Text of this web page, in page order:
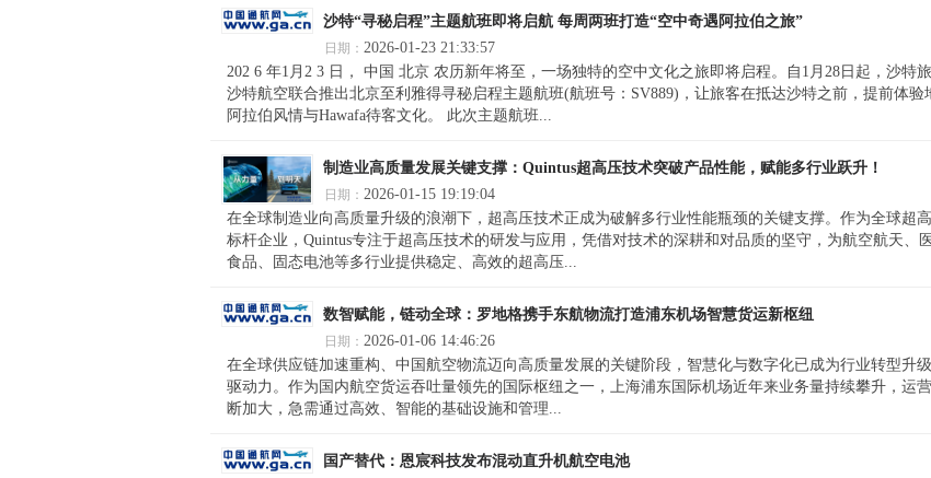
沙特“寻秘启程”主题航班即将启航 每周两班打造“空中奇遇阿拉伯之旅”
日期： 2026-01-23 21:33:57
202 6 年1月2 3 日， 中国 北京 农历新年将至，一场独特的空中文化之旅即将启程。自1月28日起，沙特
沙特航空联合推出北京至利雅得寻秘启程主题航班(航班号：SV889)，让旅客在抵达沙特之前，提前体验
阿拉伯风情与Hawafa待客文化。 此次主题航班...
制造业高质量发展关键支撑：Quintus超高压技术突破产品性能，赋能多行业跃升！
日期： 2026-01-15 19:19:04
在全球制造业向高质量升级的浪潮下，超高压技术正成为破解多行业性能瓶颈的关键支撑。作为全球超
标杆企业，Quintus专注于超高压技术的研发与应用，凭借对技术的深耕和对品质的坚守，为航空航天、医
食品、固态电池等多行业提供稳定、高效的超高压...
数智赋能，链动全球：罗地格携手东航物流打造浦东机场智慧货运新枢纽
日期： 2026-01-06 14:46:26
在全球供应链加速重构、中国航空物流迈向高质量发展的关键阶段，智慧化与数字化已成为行业转型升
驱动力。作为国内航空货运吞吐量领先的国际枢纽之一，上海浦东国际机场近年来业务量持续攀升，运
断加大，急需通过高效、智能的基础设施和管理...
国产替代：恩宸科技发布混动直升机航空电池